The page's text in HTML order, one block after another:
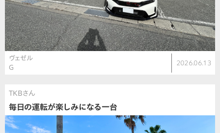
ヴェゼル
G
2026.06.13
TKBさん
毎日の運転が楽しみになる一台